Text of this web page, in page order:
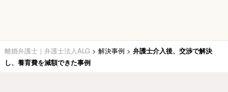
離婚弁護士｜弁護士法人ALG > 解決事例 > 弁護士介入後、交渉で解決
し、養育費を減額できた事例